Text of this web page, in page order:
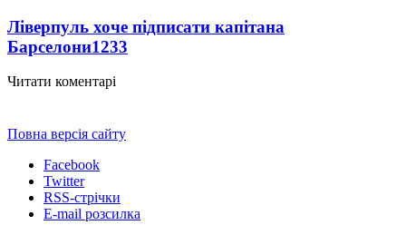
Ліверпуль хоче підписати капітана
Барселони1233
Читати коментарі
Повна версія сайту
Facebook
Twitter
RSS-стрічки
E-mail розсилка